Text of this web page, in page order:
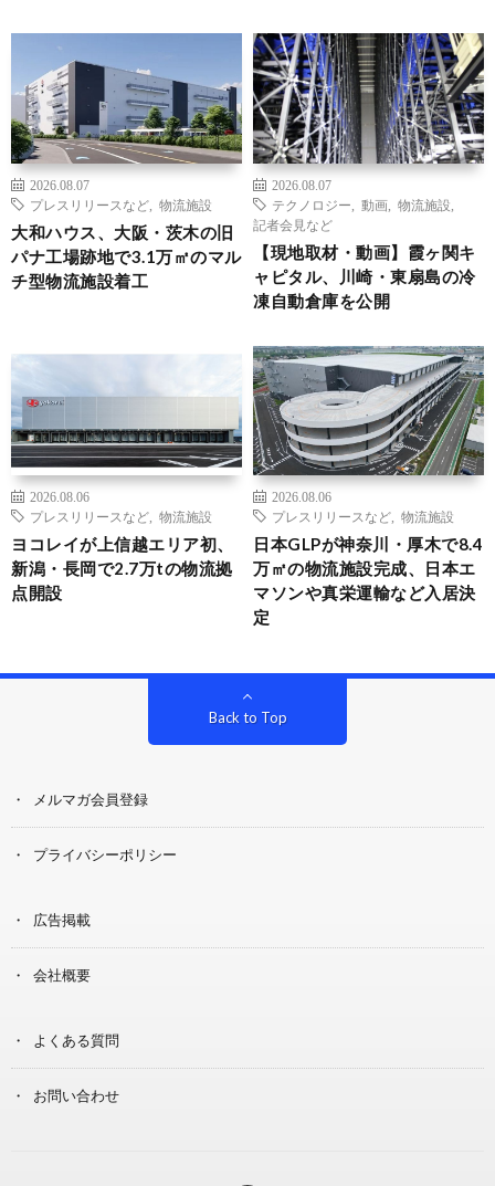
2026.08.07
プレスリリースなど
物流施設
大和ハウス、大阪・茨木の旧
パナ工場跡地で3.1万㎡のマル
チ型物流施設着工
2026.08.07
テクノロジー
動画 物流施設
記者会見など
【現地取材・動画】霞ヶ関キ
ャピタル、川崎・東扇島の冷
凍自動倉庫を公開
2026.08.06
プレスリリースなど
物流施設
ヨコレイが上信越エリア初、
新潟・長岡で2.7万tの物流拠
点開設
2026.08.06
プレスリリースなど
物流施設
日本GLPが神奈川・厚木で8.4
万㎡の物流施設完成、日本エ
マソンや真栄運輸など入居決
定
Back to Top
メルマガ会員登録
プライバシーポリシー
広告掲載
会社概要
よくある質問
お問い合わせ